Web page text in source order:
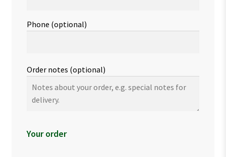
Phone (optional)
Order notes (optional)
Your order